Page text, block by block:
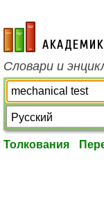
academic.ru
Словари и
Толкования